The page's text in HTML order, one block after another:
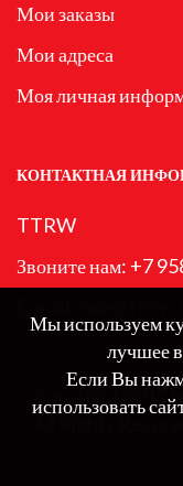
Мы используем
лучшее
Если Вы
использовать
Мои заказы
Мои адреса
Моя личная
КОНТАКТНАЯ
TTRW
Звоните нам: +7
Copyright 2017
All Rights
Мы используем
лучшее
Если Вы
использовать